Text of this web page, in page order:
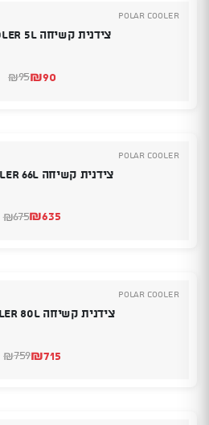
POLAR COOLER
צידנית קשיחה Polar Cooler 5L
₪95
המחיר₪90
המחיר
POLAR COOLER
צידנית קשיחה Polar Cooler 66L
₪675
המחיר₪635
המחיר
POLAR COOLER
צידנית קשיחה Polar Cooler 80L
₪759
המחיר₪715
המחיר